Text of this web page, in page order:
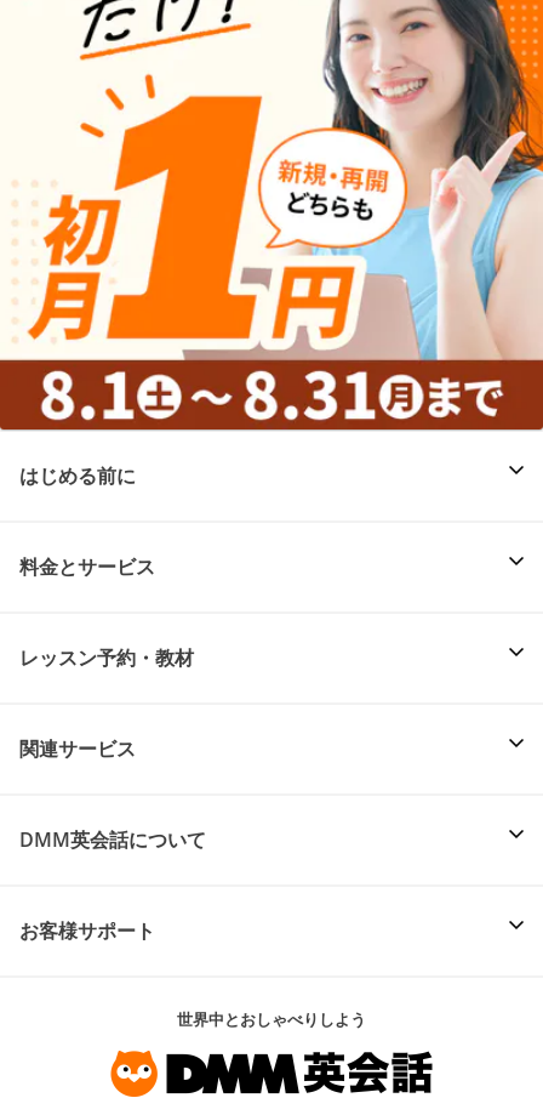
はじめる前に
料金とサービス
レッスン予約・教材
関連サービス
DMM英会話について
お客様サポート
世界中とおしゃべりしよう